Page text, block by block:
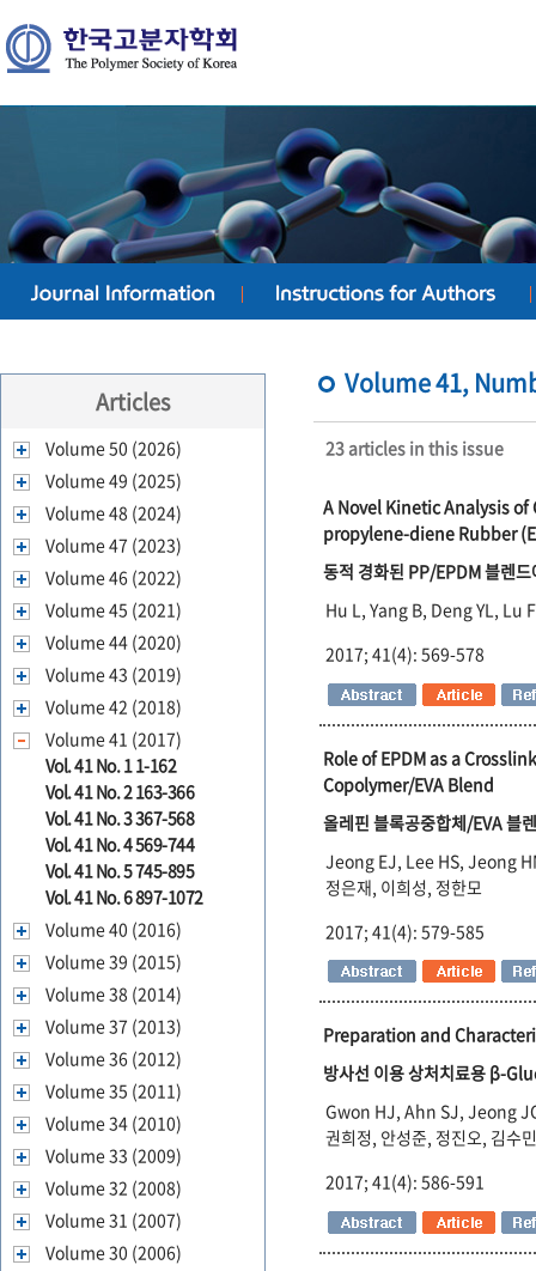
Articles
Volume 50 (2026)
Volume 49 (2025)
Volume 48 (2024)
Volume 47 (2023)
Volume 46 (2022)
Volume 45 (2021)
Volume 44 (2020)
Volume 43 (2019)
Volume 42 (2018)
Volume 41 (2017)
Vol. 41 No. 1 1-162
Vol. 41 No. 2 163-366
Vol. 41 No. 3 367-568
Vol. 41 No. 4 569-744
Vol. 41 No. 5 745-895
Vol. 41 No. 6 897-1072
Volume 40 (2016)
Volume 39 (2015)
Volume 38 (2014)
Volume 37 (2013)
Volume 36 (2012)
Volume 35 (2011)
Volume 34 (2010)
Volume 33 (2009)
Volume 32 (2008)
Volume 31 (2007)
Volume 30 (2006)
Volume 41,
23 articles in this issue
A Novel Kinetic Analysis
propylene-diene Rubber
동적 경화된 PP/EPDM 블렌
Hu L, Yang B, Deng YL, Lu
2017; 41(4): 569-578
Role of EPDM as a
Copolymer/EVA Blend
올레핀 블록공중합체/EVA 블
Jeong EJ, Lee HS, Jeong
정은재, 이희성, 정한모
2017; 41(4): 579-585
Preparation and
방사선 이용 상처치료용 β-
Gwon HJ, Ahn SJ, Jeong
권희정, 안성준, 정진오, 김수
2017; 41(4): 586-591